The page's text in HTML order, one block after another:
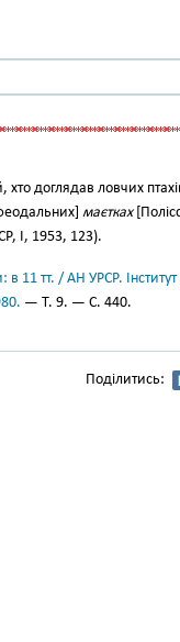
хто доглядав ловчих
маєтках
І, 1953, 123).
в 11 тт. / АН УРСР.
— Т. 9. — С. 440.
Поділитись: